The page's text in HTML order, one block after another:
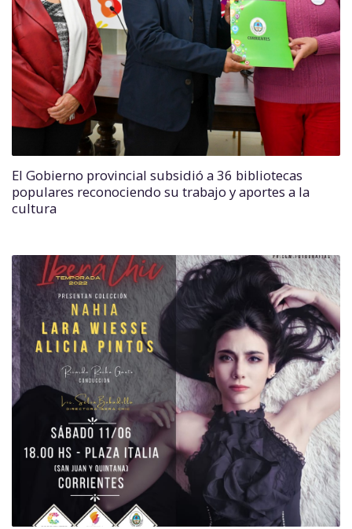
El Gobierno provincial subsidió a 36 bibliotecas
populares reconociendo su trabajo y aportes a la
cultura